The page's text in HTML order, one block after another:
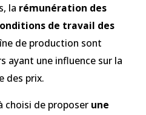
la rémunération des
de travail des
de production sont
ayant une influence sur la
des prix.
choisi de proposer une